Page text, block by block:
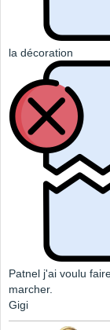
la décoration
Patnel j'ai voulu
marcher.
Gigi